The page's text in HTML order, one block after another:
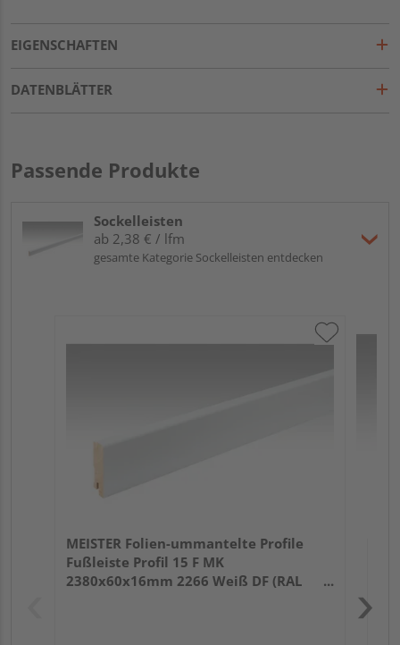
EIGENSCHAFTEN
DATENBLÄTTER
Passende Produkte
Sockelleisten
ab 2,38 € / lfm
gesamte Kategorie Sockelleisten entdecken
MEISTER Folien-ummantelte Profile
Fußleiste Profil 15 F MK
2380x60x16mm 2266 Weiß DF (RAL